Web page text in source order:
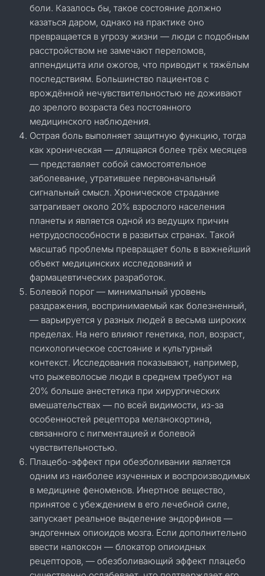
боли. Казалось бы, такое состояние должно
казаться даром, однако на практике оно
превращается в угрозу жизни — люди с подобным
расстройством не замечают переломов,
аппендицита или ожогов, что приводит к тяжёлым
последствиям. Большинство пациентов с
врождённой нечувствительностью не доживают
до зрелого возраста без постоянного
медицинского наблюдения.
Острая боль выполняет защитную функцию, тогда
как хроническая — длящаяся более трёх месяцев
— представляет собой самостоятельное
заболевание, утратившее первоначальный
сигнальный смысл. Хроническое страдание
затрагивает около 20% взрослого населения
планеты и является одной из ведущих причин
нетрудоспособности в развитых странах. Такой
масштаб проблемы превращает боль в важнейший
объект медицинских исследований и
фармацевтических разработок.
Болевой порог — минимальный уровень
раздражения, воспринимаемый как болезненный,
— варьируется у разных людей в весьма широких
пределах. На него влияют генетика, пол, возраст,
психологическое состояние и культурный
контекст. Исследования показывают, например,
что рыжеволосые люди в среднем требуют на
20% больше анестетика при хирургических
вмешательствах — по всей видимости, из-за
особенностей рецептора меланокортина,
связанного с пигментацией и болевой
чувствительностью.
Плацебо-эффект при обезболивании является
одним из наиболее изученных и воспроизводимых
в медицине феноменов. Инертное вещество,
принятое с убеждением в его лечебной силе,
запускает реальное выделение эндорфинов —
эндогенных опиоидов мозга. Если дополнительно
ввести налоксон — блокатор опиоидных
рецепторов, — обезболивающий эффект плацебо